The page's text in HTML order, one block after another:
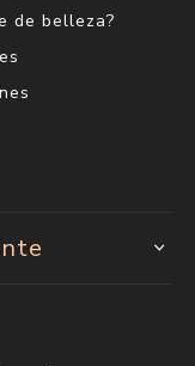
de belleza?